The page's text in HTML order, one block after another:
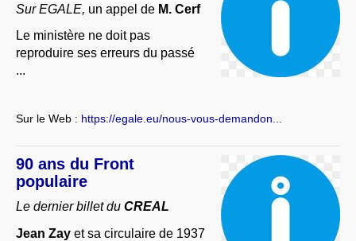
Sur EGALE, un appel de M. Cerf
Le ministère ne doit pas
reproduire ses erreurs du passé
...
Sur le Web : https://egale.eu/nous-vous-demandon...
90 ans du Front
populaire
Le dernier billet du CREAL
Jean Zay et sa circulaire de 1937